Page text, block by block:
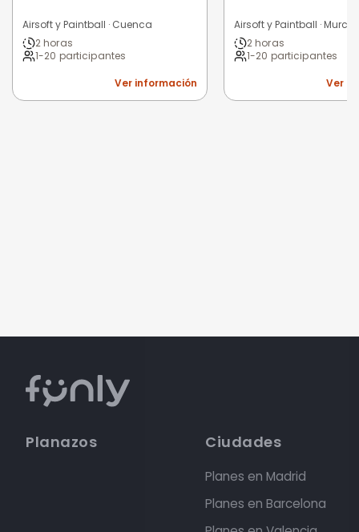
Airsoft y Paintball · Cuenca
2 horas
1-20 participantes
Ver información
Airsoft y Paintball · Murcia
2 horas
1-20 participantes
Ver
Planazos Ciudades
Planes en Madrid
Planes en Barcelona